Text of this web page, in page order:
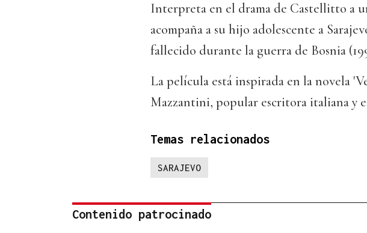
Interpreta en el drama de Castellitto a
acompaña a su hijo adolescente a
fallecido durante la guerra de Bosnia
La película está inspirada en la novela
Mazzantini, popular escritora italiana y
Temas relacionados
SARAJEVO
Contenido patrocinado